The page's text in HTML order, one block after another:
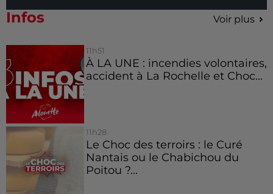
Infos Voir plus
11h51
À LA UNE : incendies volontaires,
accident à La Rochelle et Choc...
11h28
Le Choc des terroirs : le Curé
Nantais ou le Chabichou du
Poitou ?...